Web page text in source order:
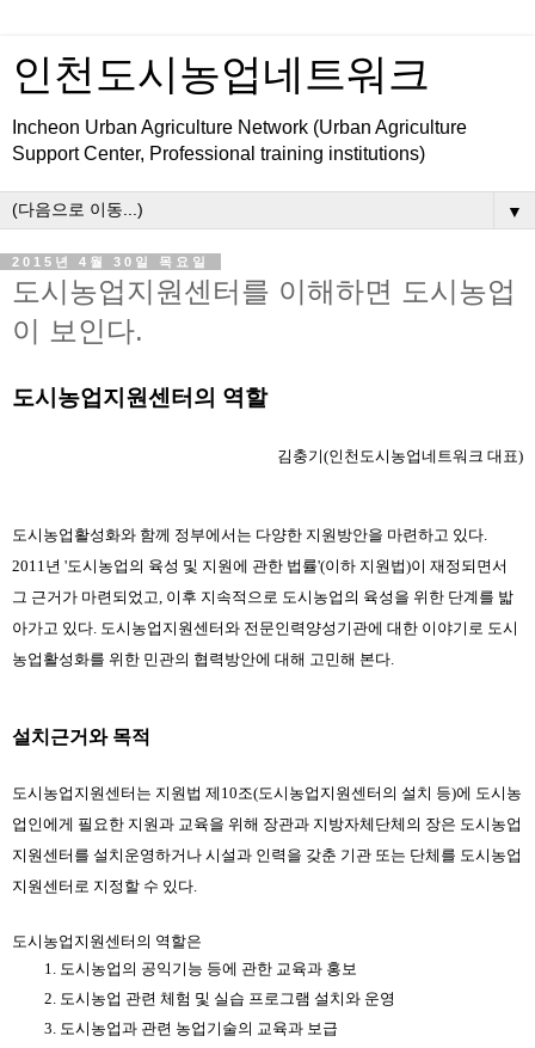
인천도시농업네트워크
Incheon Urban Agriculture Network (Urban Agriculture
Support Center, Professional training institutions)
▼
2015년 4월 30일 목요일
도시농업지원센터를 이해하면 도시농업
이 보인다.
도시농업지원센터의 역할
김충기(인천도시농업네트워크 대표)
도시농업활성화와 함께 정부에서는 다양한 지원방안을 마련하고 있다.
2011년 '도시농업의 육성 및 지원에 관한 법률'(이하 지원법)이 재정되면서
그 근거가 마련되었고, 이후 지속적으로 도시농업의 육성을 위한 단계를 밟
아가고 있다. 도시농업지원센터와 전문인력양성기관에 대한 이야기로 도시
농업활성화를 위한 민관의 협력방안에 대해 고민해 본다.
설치근거와 목적
도시농업지원센터는 지원법 제10조(도시농업지원센터의 설치 등)에 도시농
업인에게 필요한 지원과 교육을 위해 장관과 지방자체단체의 장은 도시농업
지원센터를 설치운영하거나 시설과 인력을 갖춘 기관 또는 단체를 도시농업
지원센터로 지정할 수 있다.
도시농업지원센터의 역할은
도시농업의 공익기능 등에 관한 교육과 홍보
도시농업 관련 체험 및 실습 프로그램 설치와 운영
도시농업과 관련 농업기술의 교육과 보급